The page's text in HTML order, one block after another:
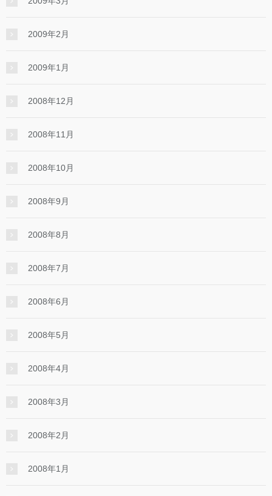
2009年2月
2009年1月
2008年12月
2008年11月
2008年10月
2008年9月
2008年8月
2008年7月
2008年6月
2008年5月
2008年4月
2008年3月
2008年2月
2008年1月